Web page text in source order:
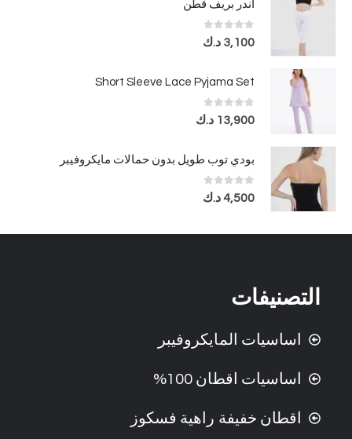
اندر بريف قطن
0
out of 5
3,100 د.ك
Short Sleeve Lace Pyjama Set
0
out of 5
13,900 د.ك
بودي توب طويل بدون حمالات مايكروفيبر
0
out of 5
4,500د.ك
التصنيفات
اساسيات المايكروفيبر
اساسيات اقطان 100%
اقطان خفيفة راهية فسكوز